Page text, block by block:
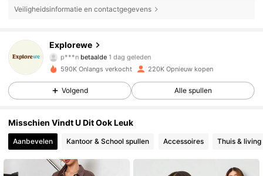
Veiligheidsinformatie en contactgegevens
Explorewe
4.86
28K Volgers
p***nbetaalde 1 dag geleden
s***lgevolgd 2 uur geleden
4.86 28K Volgers
4.86 28K Volgers
4.86 28K Volgers
590K Onlangs verkocht 220K Opnieuw kopen
Volgend Alle spullen
Misschien Vindt U Dit Ook Leuk
Aanbevelen Kantoor & School spullen Accessoires Thuis & living